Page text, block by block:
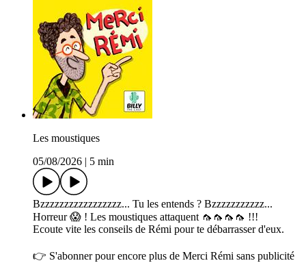
Les moustiques
05/08/2026
5 min
Bzzzzzzzzzzzzzzzzz... Tu les entends ? Bzzzzzzzzzzz...
Horreur 😱 ! Les moustiques attaquent 🦟🦟🦟🦟 !!!
Ecoute vite les conseils de Rémi pour te débarrasser d'eux.
👉 S'abonner pour encore plus de Merci Rémi sans publicité